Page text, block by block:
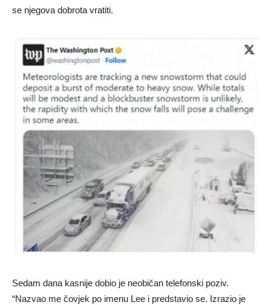
se njegova dobrota vratiti.
Sedam dana kasnije dobio je neobičan telefonski poziv.
“Nazvao me čovjek po imenu Lee i predstavio se. Izrazio je